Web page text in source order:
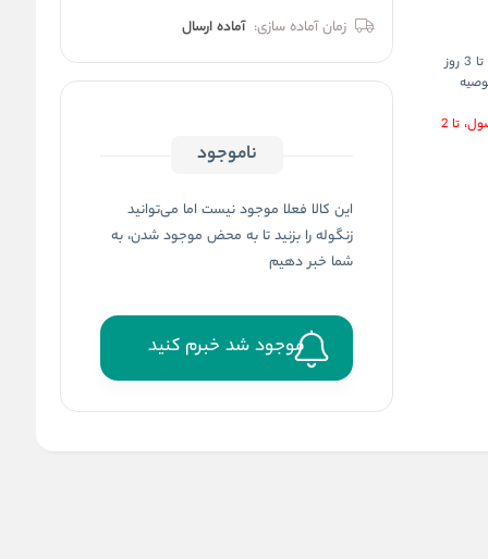
3 روز
تا2
زمان آماده سازی: آماده ارسال
ناموجود
این کالا فعلا موجود نیست اما می‌توانید
زنگوله را بزنید تا به محض موجود شدن، به
شما خبر دهیم
موجود شد خبرم کنید